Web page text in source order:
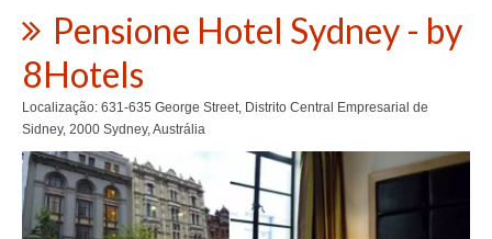
Pensione Hotel Sydney - by
8Hotels
Localização: 631-635 George Street, Distrito Central Empresarial de
Sidney, 2000 Sydney, Austrália